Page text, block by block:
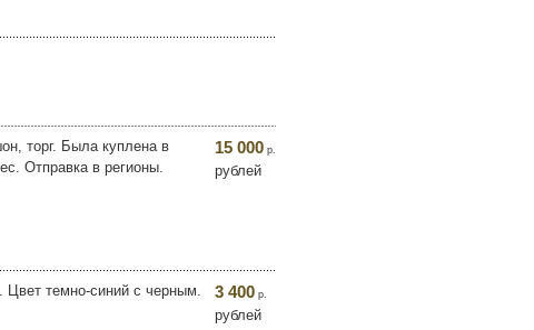
торг. Была куплена в
Отправка в регионы.
15 000 р.
рублей
Цвет темно-синий с черным.
3 400 р.
рублей